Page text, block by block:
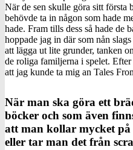
När de sen skulle göra sitt första
behövde ta in någon som hade
hade. Fram tills dess så hade de
hoppade jag in där som nån
att lägga ut lite grunder, tanken
de roliga familjerna i spelet.
att jag kunde ta mig an Tales
När man ska göra ett
böcker och som även
att man kollar mycket på
eller tar man det från